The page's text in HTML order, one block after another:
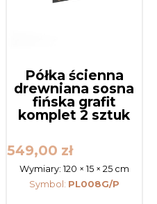
Półka ścienna
drewniana sosna
fińska grafit
komplet 2 sztuk
549,00 zł
Wymiary: 120 × 15 × 25 cm
Symbol: PL008G/P